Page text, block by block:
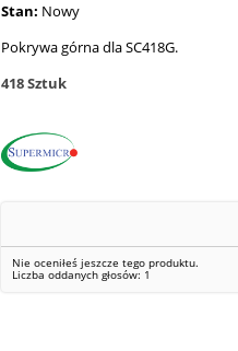
Stan: Nowy
Pokrywa górna dla SC418G.
418Sztuk
Nie oceniłeś jeszcze tego produktu.
Liczba oddanych głosów: 1